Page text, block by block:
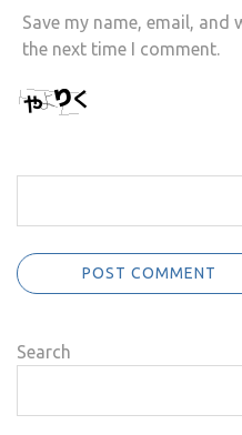
Save my name, email,
the next time I comment.
Search